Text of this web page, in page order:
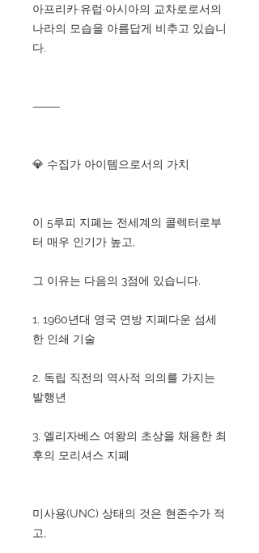
아프리카·유럽·아시아의 교차로로서의
나라의 모습을 아름답게 비추고 있습니
다.
⸻
💎 수집가 아이템으로서의 가치
이 5루피 지폐는 전세계의 콜렉터로부
터 매우 인기가 높고,
그 이유는 다음의 3점에 있습니다.
1. 1960년대 영국 연방 지폐다운 섬세
한 인쇄 기술
2. 독립 직전의 역사적 의의를 가지는
발행년
3. 엘리자베스 여왕의 초상을 채용한 최
후의 모리셔스 지폐
미사용(UNC) 상태의 것은 현존수가 적
고,